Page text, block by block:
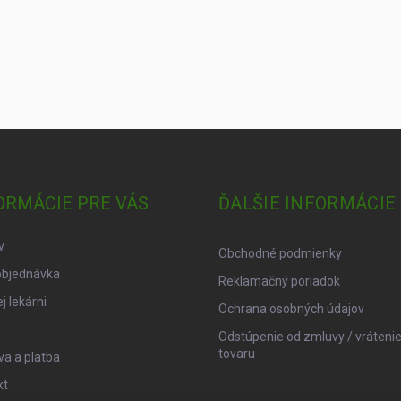
PRE VÁS
lekárni
a platba
ĎALŠIE INFORMÁCIE
Obchodné podmienky
Reklamačný poriadok
Ochrana osobných údajov
Odstúpenie od zmluvy / vrátenie
tovaru